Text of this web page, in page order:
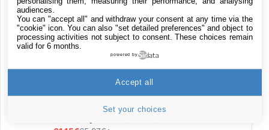
Samsung Galaxy A80 - Smartphone 4G (6,7''
- 128GO - 8GO RAM) - OR - Version
Française
193,99€ Cdiscount (Vendeur Tiers)
Logitech MK120 Combo Clavier et Souris
Filaires pour Windows, Souris Optique
Filaire, Connexion USB Plug And Play,
Confortable, Taille Standard, PC/Portable,
audiences.
You can "accept all" and withdraw your consent at any time via the
"cookie" icon. You can also "set detailed preferences" and object to
processing activities not subject to consent. These choices remain
valid for 6 months.
powered by
Set your choices
Accept all